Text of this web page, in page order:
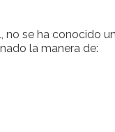
se ha conocido
la manera de: